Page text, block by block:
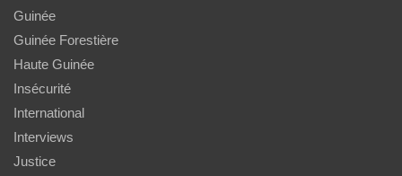
Guinée
Guinée Forestière
Haute Guinée
Insécurité
International
Interviews
Justice